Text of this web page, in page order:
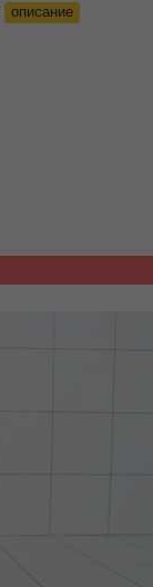
описание